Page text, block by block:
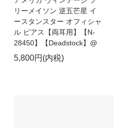
リーメイソン 逆五芒星 イ
ースタンスター オフィシャ
ル ピアス【両耳用】【N-
28450】【Deadstock】@
5,800円(内税)